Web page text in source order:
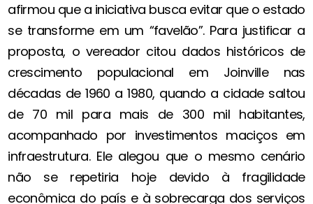
afirmou que a iniciativa busca evitar que o estado
se transforme em um “favelão”. Para justificar a
proposta, o vereador citou dados históricos de
crescimento populacional em Joinville nas
décadas de 1960 a 1980, quando a cidade saltou
de 70 mil para mais de 300 mil habitantes,
acompanhado por investimentos maciços em
infraestrutura. Ele alegou que o mesmo cenário
não se repetiria hoje devido à fragilidade
econômica do país e à sobrecarga dos serviços